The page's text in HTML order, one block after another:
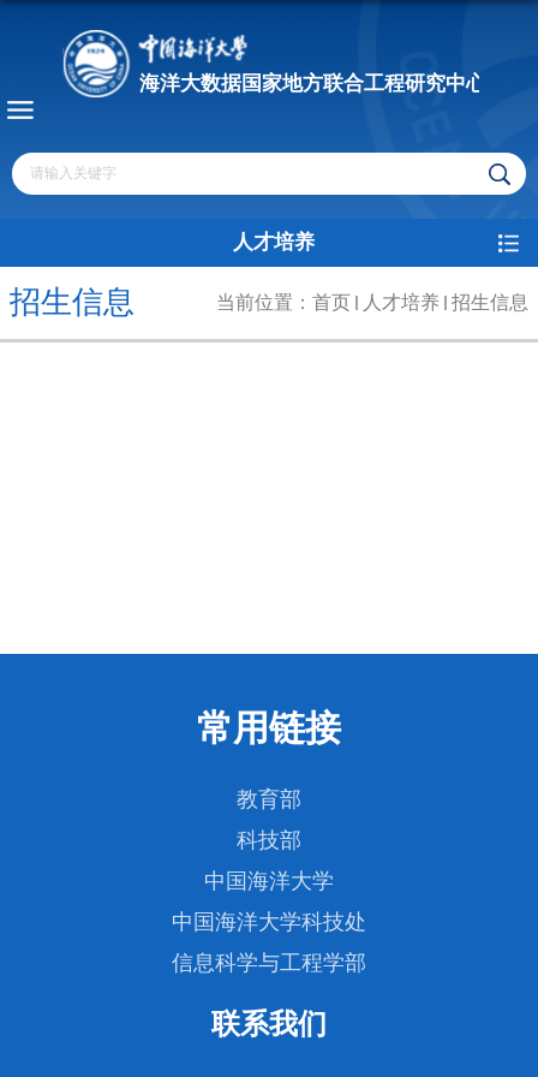
人才培养
当前位置： 首页 人才培养 招生信息
招生信息
常用链接
教育部
科技部
中国海洋大学
中国海洋大学科技处
信息科学与工程学部
联系我们